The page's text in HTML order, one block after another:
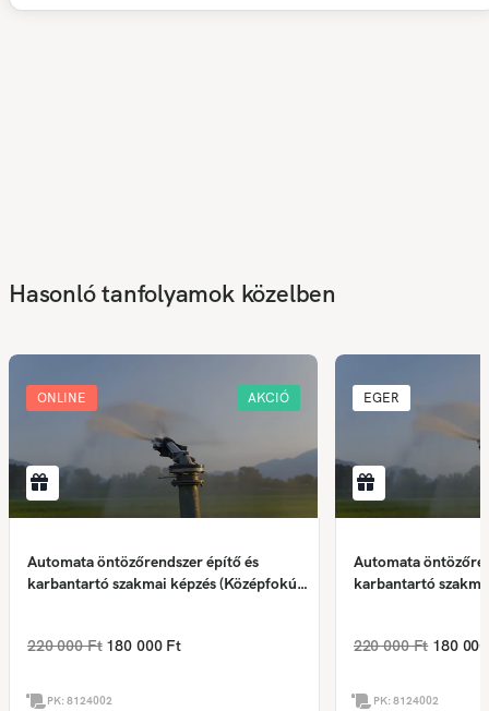
Hasonló tanfolyamok közelben
ONLINE AKCIÓ
Automata öntözőrendszer építő és
karbantartó szakmai képzés (Középfokú
220 000 Ft 180 000 Ft
PK:8124002
EGER
Automata
karbantartó
220 000 Ft 180
PK:8124002